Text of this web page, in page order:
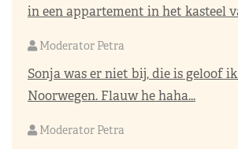
in een appartement in het kasteel
Moderator Petra
Sonja was er niet bij, die is geloof
Noorwegen. Flauw he haha...
Moderator Petra